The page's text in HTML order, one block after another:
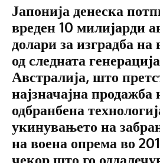
Јапонија денеска
вреден 10 милијарди
долари за изградба на
од следната
Австралија, што
најзначајна продажба
одбранбена
укинувањето на
на воена опрема во
чекор што го